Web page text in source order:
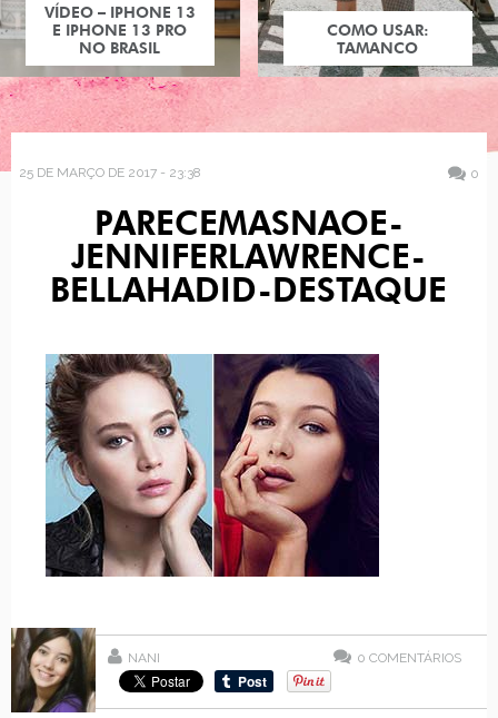
VÍDEO – IPHONE 13
E IPHONE 13 PRO
NO BRASIL
COMO USAR:
TAMANCO
25 DE MARÇO DE 2017 - 23:38 0
PARECEMASNAOE-
JENNIFERLAWRENCE-
BELLAHADID-DESTAQUE
NANI 0 COMENTÁRIOS